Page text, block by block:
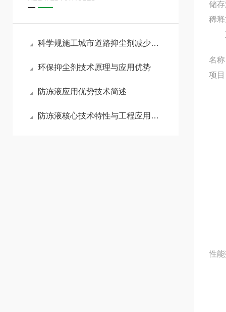
科学规施工城市道路抑尘剂减少反复保洁作业频次
环保抑尘剂技术原理与应用优势
防冻液应用优势技术简述
防冻液核心技术特性与工程应用优势分析
储
稀
五
名称
项目
性